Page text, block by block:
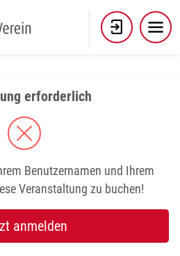
erforderlich
Benutzernamen und Ihrem
Veranstaltung zu buchen!
anmelden